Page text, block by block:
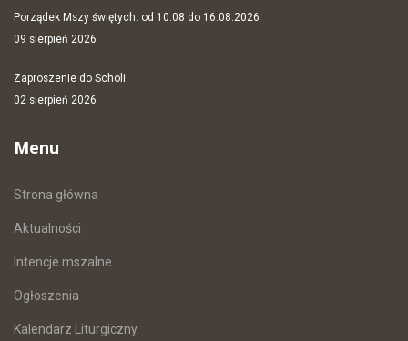
Porządek Mszy świętych: od 10.08 do 16.08.2026
09 sierpień 2026
Zaproszenie do Scholi
02 sierpień 2026
Menu
Strona główna
Aktualności
Intencje mszalne
Ogłoszenia
Kalendarz Liturgiczny